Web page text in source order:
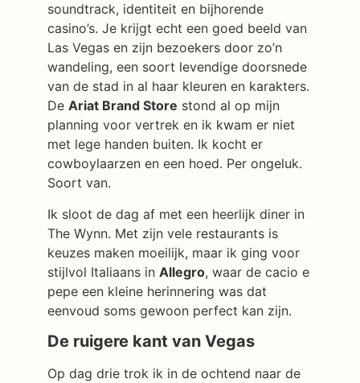
soundtrack, identiteit en bijhorende
casino’s. Je krijgt echt een goed beeld van
Las Vegas en zijn bezoekers door zo’n
wandeling, een soort levendige doorsnede
van de stad in al haar kleuren en karakters.
De Ariat Brand Store stond al op mijn
planning voor vertrek en ik kwam er niet
met lege handen buiten. Ik kocht er
cowboylaarzen en een hoed. Per ongeluk.
Soort van.
Ik sloot de dag af met een heerlijk diner in
The Wynn. Met zijn vele restaurants is
keuzes maken moeilijk, maar ik ging voor
stijlvol Italiaans in Allegro, waar de cacio e
pepe een kleine herinnering was dat
eenvoud soms gewoon perfect kan zijn.
De ruigere kant van Vegas
Op dag drie trok ik in de ochtend naar de